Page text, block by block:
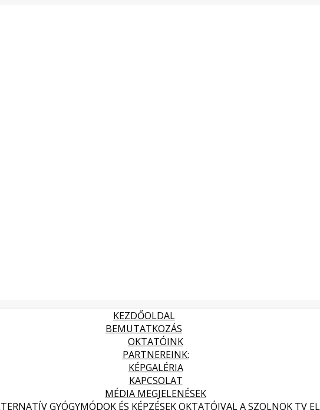
KEZDŐOLDAL
BEMUTATKOZÁS
OKTATÓINK
PARTNEREINK:
KÉPGALÉRIA
KAPCSOLAT
MÉDIA MEGJELENÉSEK
GYÓGYMÓDOK ÉS KÉPZÉSEK OKTATÓIVAL A SZOLNOK TV